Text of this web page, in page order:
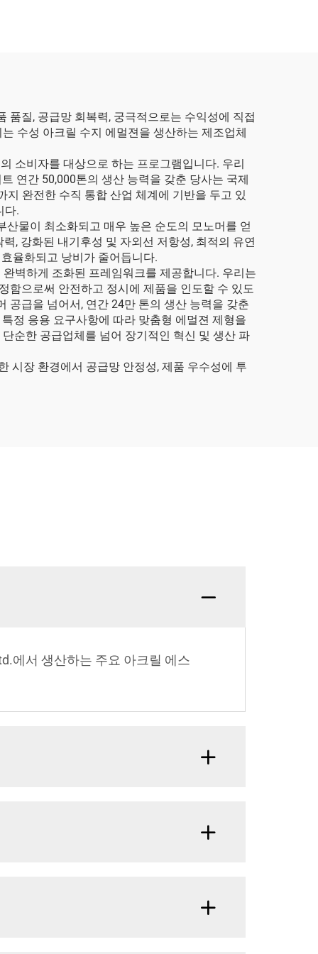
품질, 공급망 회복력, 궁극적으로는 수익성에 직접
수성 아크릴 수지 에멀젼을 생산하는 제조업체
소비자를 대상으로 하는 프로그램입니다. 우리
연간 50,000톤의 생산 능력을 갖춘 당사는 국제
완전한 수직 통합 산업 체계에 기반을 두고 있
다.
물이 최소화되고 매우 높은 순도의 모노머를 얻
, 강화된 내기후성 및 자외선 저항성, 최적의 유연
율화되고 낭비가 줄어듭니다.
완벽하게 조화된 프레임워크를 제공합니다. 우리는
함으로써 안전하고 정시에 제품을 인도할 수 있도
공급을 넘어서, 연간 24만 톤의 생산 능력을 갖춘
정 응용 요구사항에 따라 맞춤형 에멀젼 제형을
순한 공급업체를 넘어 장기적인 혁신 및 생산 파
시장 환경에서 공급망 안정성, 제품 우수성에 투
에서 생산하는 주요 아크릴 에스